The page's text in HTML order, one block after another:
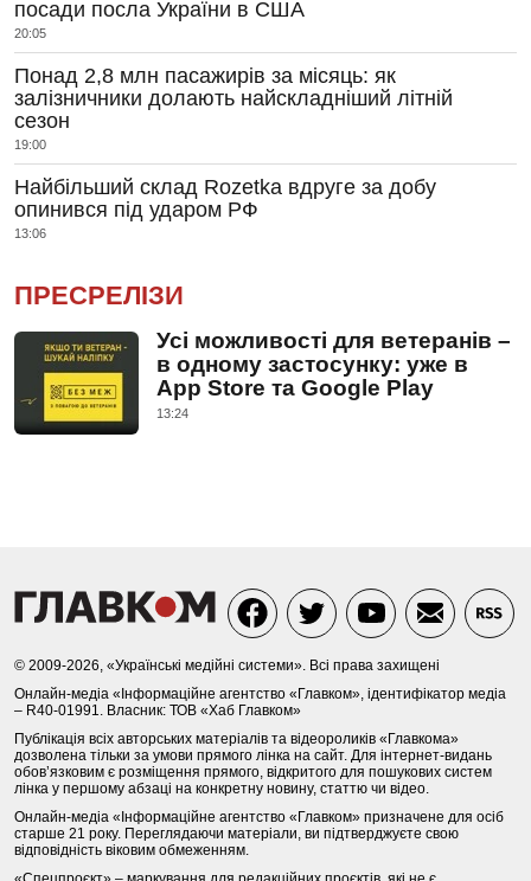
посади посла України в США
20:05
Понад 2,8 млн пасажирів за місяць: як
залізничники долають найскладніший літній
сезон
19:00
Найбільший склад Rozetka вдруге за добу
опинився під ударом РФ
13:06
ПРЕСРЕЛІЗИ
Усі можливості для ветеранів –
в одному застосунку: уже в
App Store та Google Play
13:24
© 2009-2026, «Українські медійні системи». Всі права захищені
Онлайн-медіа «Інформаційне агентство «Главком», ідентифікатор медіа
– R40-01991. Власник: ТОВ «Хаб Главком»
Публікація всіх авторських матеріалів та відеороликів «Главкома»
дозволена тільки за умови прямого лінка на сайт. Для інтернет-видань
обов’язковим є розміщення прямого, відкритого для пошукових систем
лінка у першому абзаці на конкретну новину, статтю чи відео.
Онлайн-медіа «Інформаційне агентство «Главком» призначене для осіб
старше 21 року. Переглядаючи матеріали, ви підтверджуєте свою
відповідність віковим обмеженням.